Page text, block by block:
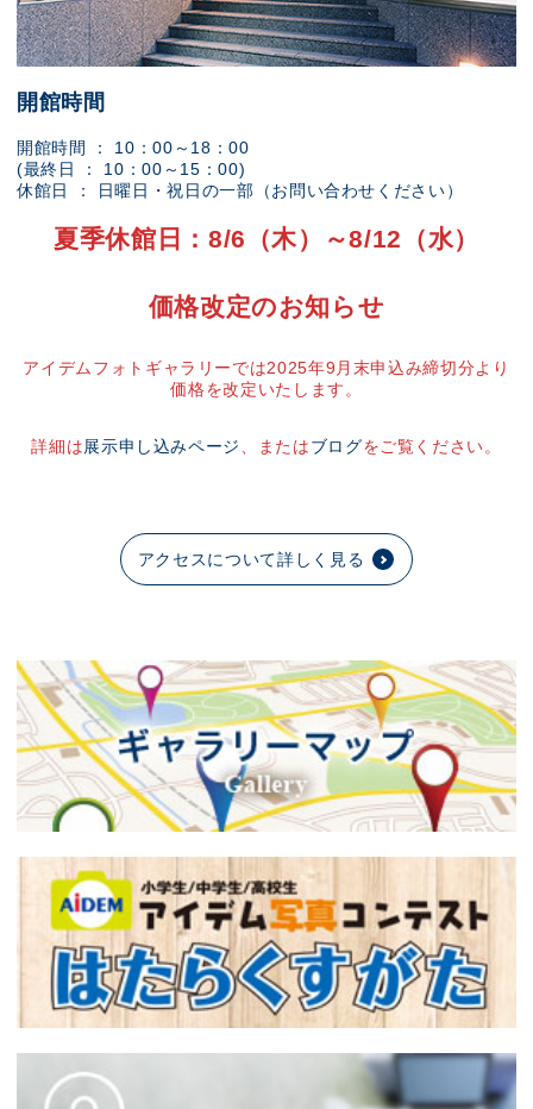
開館時間
開館時間 ： 10：00～18：00
(最終日 ： 10：00～15：00)
休館日 ： 日曜日・祝日の一部（お問い合わせください）
夏季休館日：8/6（木）～8/12（水）
価格改定のお知らせ
アイデムフォトギャラリーでは2025年9月末申込み締切分より
価格を改定いたします。
詳細は展示申し込みページ 、またはブログをご覧ください。
アクセスについて詳しく見る